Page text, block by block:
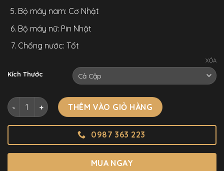
Bộ máy nam: Cơ Nhật
Bộ máy nữ: Pin Nhật
Chống nước: Tốt
Kích Thước
XÓA
Đồng Hồ Cặp Hanboro Chính Hãng Đính Đá Dây Cao Su 36-
THÊM VÀO GIỎ HÀNG
0987 363 223
MUA NGAY